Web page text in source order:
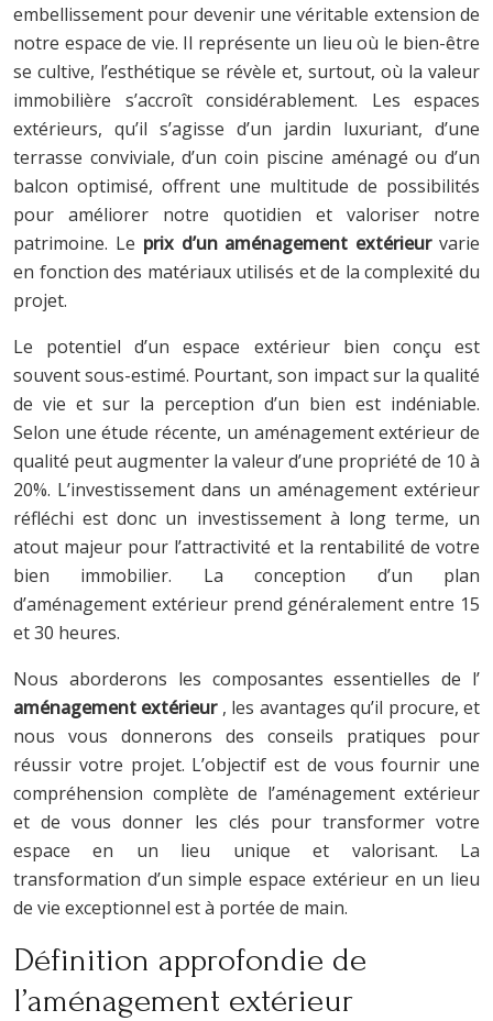
embellissement pour devenir une véritable extension de
notre espace de vie. Il représente un lieu où le bien-être
se cultive, l’esthétique se révèle et, surtout, où la valeur
immobilière s’accroît considérablement. Les espaces
extérieurs, qu’il s’agisse d’un jardin luxuriant, d’une
terrasse conviviale, d’un coin piscine aménagé ou d’un
balcon optimisé, offrent une multitude de possibilités
pour améliorer notre quotidien et valoriser notre
patrimoine. Le prix d’un aménagement extérieurvarie
en fonction des matériaux utilisés et de la complexité du
projet.
Le potentiel d’un espace extérieur bien conçu est
souvent sous-estimé. Pourtant, son impact sur la qualité
de vie et sur la perception d’un bien est indéniable.
Selon une étude récente, un aménagement extérieur de
qualité peut augmenter la valeur d’une propriété de 10 à
20%. L’investissement dans un aménagement extérieur
réfléchi est donc un investissement à long terme, un
atout majeur pour l’attractivité et la rentabilité de votre
bien immobilier. La conception d’un plan
d’aménagement extérieur prend généralement entre 15
et 30 heures.
Nous aborderons les composantes essentielles de l’
aménagement extérieur , les avantages qu’il procure, et
nous vous donnerons des conseils pratiques pour
réussir votre projet. L’objectif est de vous fournir une
compréhension complète de l’aménagement extérieur
et de vous donner les clés pour transformer votre
espace en un lieu unique et valorisant. La
transformation d’un simple espace extérieur en un lieu
de vie exceptionnel est à portée de main.
Définition approfondie de
l’aménagement extérieur